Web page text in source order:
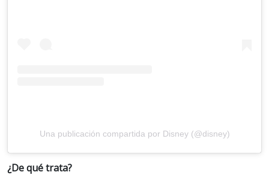
Una publicación compartida por Disney (@disney)
¿De qué trata?